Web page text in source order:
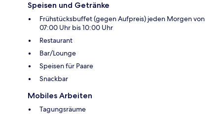
Speisen und Getränke
Frühstücksbuffet (gegen Aufpreis) jeden Morgen von
07:00 Uhr bis 10:00 Uhr
Restaurant
Bar/Lounge
Speisen für Paare
Snackbar
Mobiles Arbeiten
Tagungsräume